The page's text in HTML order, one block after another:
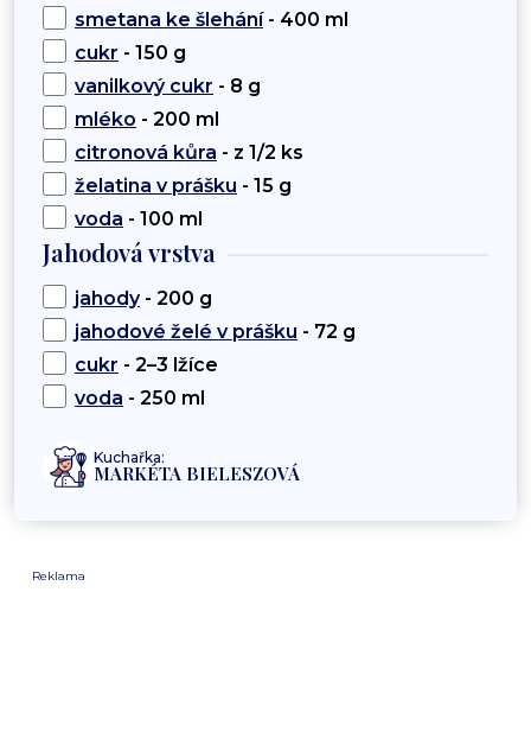
smetana ke šlehání- 400 ml
cukr - 150 g
vanilkový cukr - 8 g
mléko - 200 ml
citronová kůra - z 1/2 ks
želatina v prášku - 15 g
voda - 100 ml
Jahodová vrstva
jahody- 200 g
jahodové želé v prášku - 72 g
cukr - 2–3 lžíce
voda - 250 ml
Kuchařka:
MARKÉTA BIELESZOVÁ
Reklama